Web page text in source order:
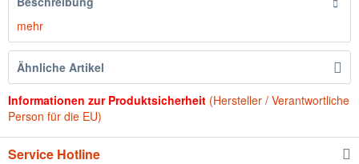
mehr
Ähnliche Artikel
Informationen zur Produktsicherheit (Hersteller / Verantwortliche
Person für die EU)
Service Hotline